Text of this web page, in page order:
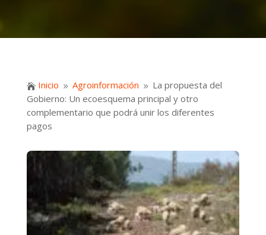
 Inicio 9 Agroinformación 9 La propuesta del
Gobierno: Un ecoesquema principal y otro
complementario que podrá unir los diferentes
pagos